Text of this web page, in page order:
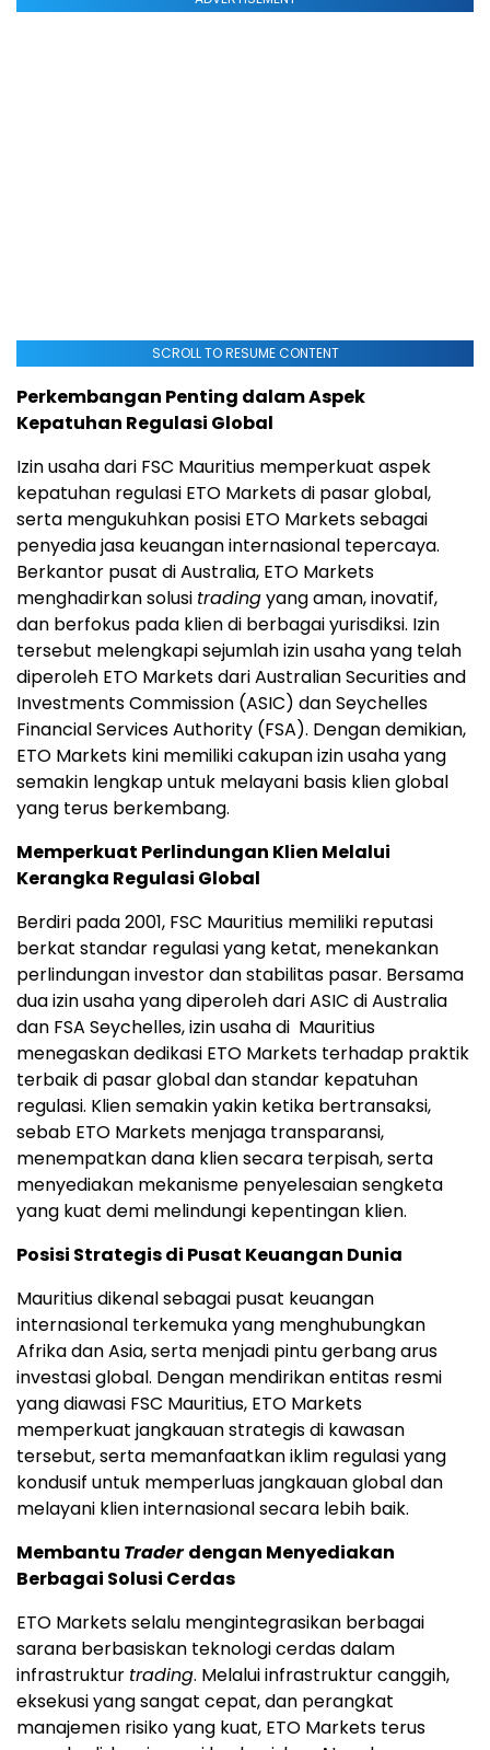
SCROLL TO RESUME CONTENT
Perkembangan Penting dalam Aspek
Kepatuhan Regulasi Global
Izin usaha dari FSC Mauritius memperkuat aspek
kepatuhan regulasi ETO Markets di pasar global,
serta mengukuhkan posisi ETO Markets sebagai
penyedia jasa keuangan internasional tepercaya.
Berkantor pusat di Australia, ETO Markets
menghadirkan solusi tradingyang aman, inovatif,
dan berfokus pada klien di berbagai yurisdiksi. Izin
tersebut melengkapi sejumlah izin usaha yang telah
diperoleh ETO Markets dari Australian Securities and
Investments Commission (ASIC) dan Seychelles
Financial Services Authority (FSA). Dengan demikian,
ETO Markets kini memiliki cakupan izin usaha yang
semakin lengkap untuk melayani basis klien global
yang terus berkembang.
Memperkuat Perlindungan Klien Melalui
Kerangka Regulasi Global
Berdiri pada 2001, FSC Mauritius memiliki reputasi
berkat standar regulasi yang ketat, menekankan
perlindungan investor dan stabilitas pasar. Bersama
dua izin usaha yang diperoleh dari ASIC di Australia
dan FSA Seychelles, izin usaha di Mauritius
menegaskan dedikasi ETO Markets terhadap praktik
terbaik di pasar global dan standar kepatuhan
regulasi. Klien semakin yakin ketika bertransaksi,
sebab ETO Markets menjaga transparansi,
menempatkan dana klien secara terpisah, serta
menyediakan mekanisme penyelesaian sengketa
yang kuat demi melindungi kepentingan klien.
Posisi Strategis di Pusat Keuangan Dunia
Mauritius dikenal sebagai pusat keuangan
internasional terkemuka yang menghubungkan
Afrika dan Asia, serta menjadi pintu gerbang arus
investasi global. Dengan mendirikan entitas resmi
yang diawasi FSC Mauritius, ETO Markets
memperkuat jangkauan strategis di kawasan
tersebut, serta memanfaatkan iklim regulasi yang
kondusif untuk memperluas jangkauan global dan
melayani klien internasional secara lebih baik.
Membantu Traderdengan Menyediakan
Berbagai Solusi Cerdas
ETO Markets selalu mengintegrasikan berbagai
sarana berbasiskan teknologi cerdas dalam
infrastruktur trading. Melalui infrastruktur canggih,
eksekusi yang sangat cepat, dan perangkat
manajemen risiko yang kuat, ETO Markets terus